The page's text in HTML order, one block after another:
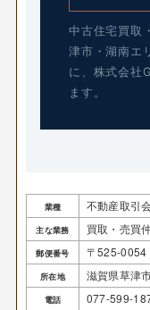
中古住宅買取
津市・湖南エ
に、株式会社
ます。
業種 不動産取引
主な業務 買取・売買
郵便番号 〒525-0054
所在地 滋賀県草津
電話 077-599-